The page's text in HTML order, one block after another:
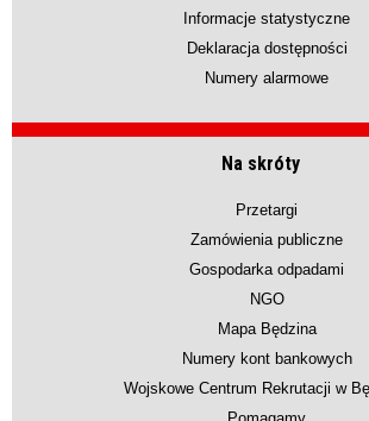
Informacje statystyczne
Deklaracja dostępności
Numery alarmowe
Na skróty
Przetargi
Zamówienia publiczne
Gospodarka odpadami
NGO
Mapa Będzina
Numery kont bankowych
Wojskowe Centrum Rekrutacji w